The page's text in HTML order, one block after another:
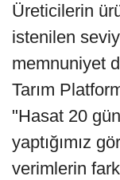
Üreticilerin
istenilen
memnuniyet
Tarım
"Hasat 20
yaptığımız
verimlerin